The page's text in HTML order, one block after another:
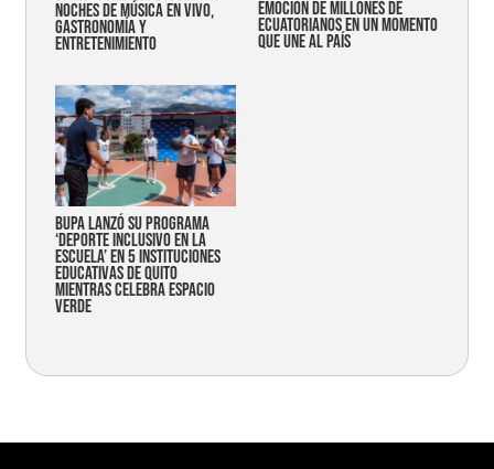
noches de música en vivo,
gastronomía y
entretenimiento
emoción de millones de
ecuatorianos en un momento
que une al país
Bupa lanzó su programa
‘Deporte Inclusivo en la
Escuela’ en 5 instituciones
educativas de Quito
mientras celebra espacio
verde